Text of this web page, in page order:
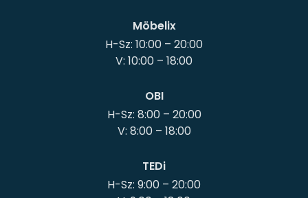
Möbelix
H-Sz: 10:00 – 20:00
OBI
H-Sz: 8:00 – 20:00
V: 8:00 – 18:00
TEDi
H-Sz: 9:00 – 20:00